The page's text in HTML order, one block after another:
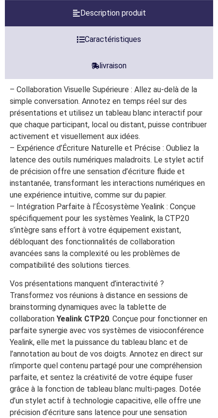
Description produit
Caractéristiques
livraison
– Collaboration Visuelle Supérieure : Allez au-delà de la
simple conversation. Annotez en temps réel sur des
présentations et utilisez un tableau blanc interactif pour
que chaque participant, local ou distant, puisse contribuer
activement et visuellement aux idées.
– Expérience d’Écriture Naturelle et Précise : Oubliez la
latence des outils numériques maladroits. Le stylet actif
de précision offre une sensation d’écriture fluide et
instantanée, transformant les interactions numériques en
une expérience intuitive, comme sur du papier.
– Intégration Parfaite à l’Écosystème Yealink : Conçue
spécifiquement pour les systèmes Yealink, la CTP20
s’intègre sans effort à votre équipement existant,
débloquant des fonctionnalités de collaboration
avancées sans la complexité ou les problèmes de
compatibilité des solutions tierces.
Vos présentations manquent d’interactivité ?
Transformez vos réunions à distance en sessions de
brainstorming dynamiques avec la tablette de
collaboration Yealink CTP20. Conçue pour fonctionner en
parfaite synergie avec vos systèmes de visioconférence
Yealink, elle met la puissance du tableau blanc et de
l’annotation au bout de vos doigts. Annotez en direct sur
n’importe quel contenu partagé pour une compréhension
parfaite, et sentez la créativité de votre équipe fuser
grâce à la fonction de tableau blanc multi-pages. Dotée
d’un stylet actif à technologie capacitive, elle offre une
précision d’écriture sans latence pour une sensation